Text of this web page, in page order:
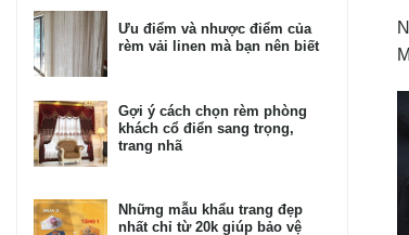
Ưu điểm và nhược điểm của
rèm vải linen mà bạn nên biết
Gợi ý cách chọn rèm phòng
khách cổ điển sang trọng,
trang nhã
Những mẫu khẩu trang đẹp
nhất chỉ từ 20k giúp bảo vệ